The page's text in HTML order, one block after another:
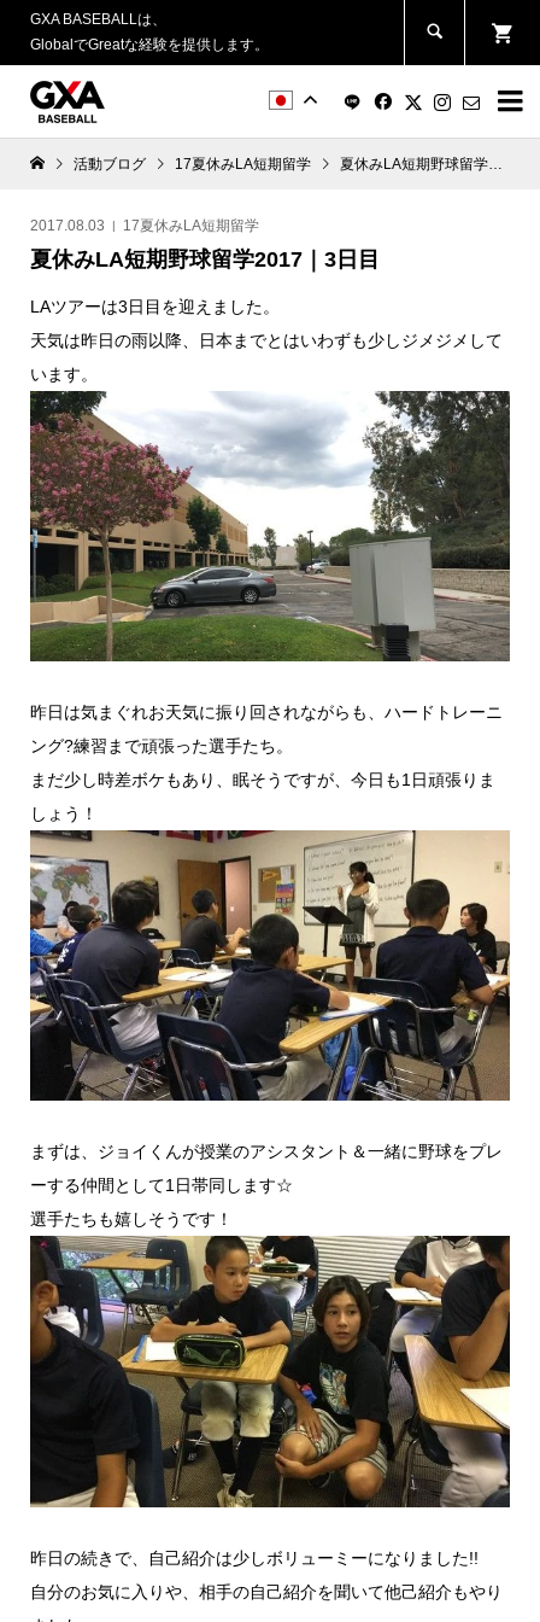
GXA BASEBALLは、
GlobalでGreatな経験を提供します。


活動ブログ 17夏休みLA短期留学 夏休みLA短期野球留学2017｜3日目
2017.08.03 17夏休みLA短期留学
夏休みLA短期野球留学2017｜3日目
LAツアーは3日目を迎えました。
天気は昨日の雨以降、日本までとはいわずも少しジメジメして
います。
昨日は気まぐれお天気に振り回されながらも、ハードトレーニ
ング?練習まで頑張った選手たち。
まだ少し時差ボケもあり、眠そうですが、今日も1日頑張りま
しょう！
まずは、ジョイくんが授業のアシスタント＆一緒に野球をプレ
ーする仲間として1日帯同します☆
選手たちも嬉しそうです！
昨日の続きで、自己紹介は少しボリューミーになりました!!
自分のお気に入りや、相手の自己紹介を聞いて他己紹介もやり